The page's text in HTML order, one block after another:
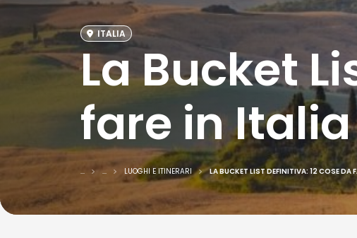
ITALIA
La Bucket
fare in Italia
... ... LUOGHI E ITINERARI LA BUCKET LIST DEFINITIVA: 12 COSE DA